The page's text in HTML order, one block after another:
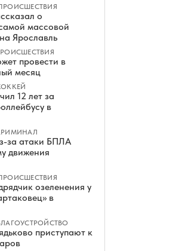
о
массовой
Ярославль
провести в
месяц
12 лет за
в
за атаки БПЛА
движения
озеленения у
в
приступают к